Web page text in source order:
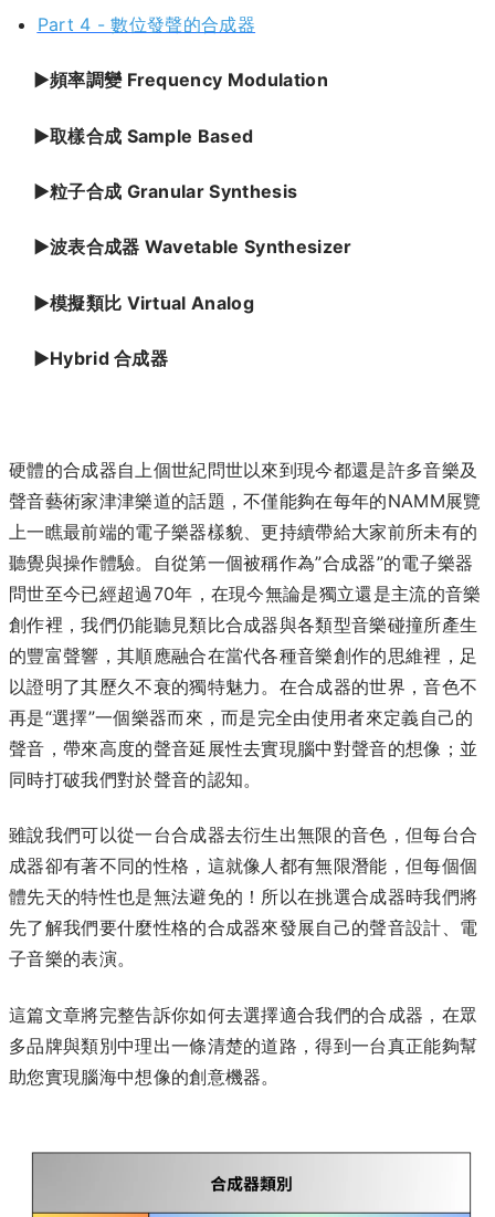
Part 4 -數位發聲的合成器
►頻率調變 Frequency Modulation
►取樣合成 Sample Based
►粒子合成 Granular Synthesis
►波表合成器 Wavetable Synthesizer
►模擬類比 Virtual Analog
►Hybrid 合成器
硬體的合成器自上個世紀問世以來到現今都還是許多音樂及
聲音藝術家津津樂道的話題，不僅能夠在每年的NAMM展覽
上一瞧最前端的電子樂器樣貌、更持續帶給大家前所未有的
聽覺與操作體驗。自從第一個被稱作為”合成器”的電子樂器
問世至今已經超過70年，在現今無論是獨立還是主流的音樂
創作裡，我們仍能聽見類比合成器與各類型音樂碰撞所產生
的豐富聲響，其順應融合在當代各種音樂創作的思維裡，足
以證明了其歷久不衰的獨特魅力。在合成器的世界，音色不
再是“選擇”一個樂器而來，而是完全由使用者來定義自己的
聲音，帶來高度的聲音延展性去實現腦中對聲音的想像；並
同時打破我們對於聲音的認知。
雖說我們可以從一台合成器去衍生出無限的音色，但每台合
成器卻有著不同的性格，這就像人都有無限潛能，但每個個
體先天的特性也是無法避免的！所以在挑選合成器時我們將
先了解我們要什麼性格的合成器來發展自己的聲音設計、電
子音樂的表演。
這篇文章將完整告訴你如何去選擇適合我們的合成器，在眾
多品牌與類別中理出一條清楚的道路，得到一台真正能夠幫
助您實現腦海中想像的創意機器。